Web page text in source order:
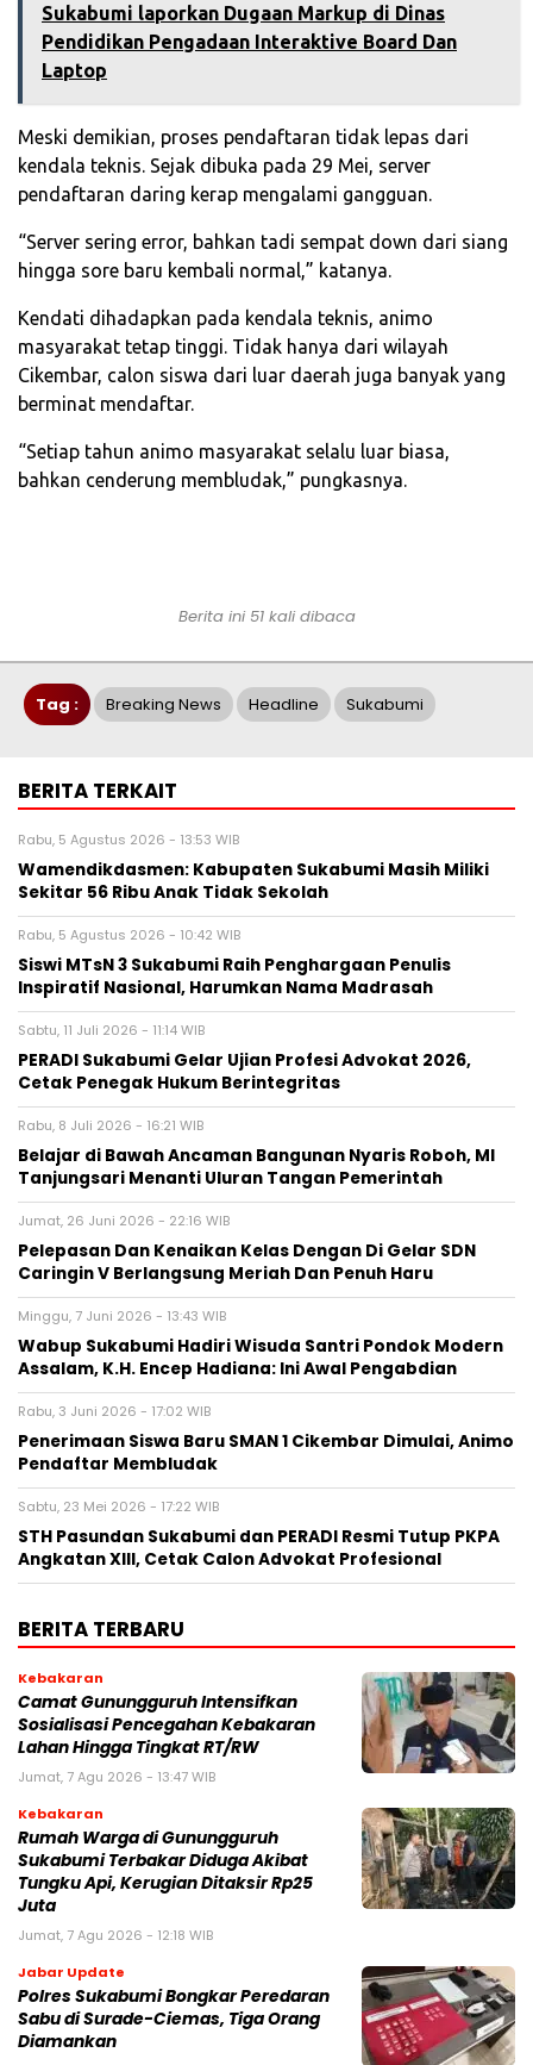
Sukabumi laporkan Dugaan Markup di Dinas
Pendidikan Pengadaan Interaktive Board Dan
Laptop
Meski demikian, proses pendaftaran tidak lepas dari
kendala teknis. Sejak dibuka pada 29 Mei, server
pendaftaran daring kerap mengalami gangguan.
“Server sering error, bahkan tadi sempat down dari siang
hingga sore baru kembali normal,” katanya.
Kendati dihadapkan pada kendala teknis, animo
masyarakat tetap tinggi. Tidak hanya dari wilayah
Cikembar, calon siswa dari luar daerah juga banyak yang
berminat mendaftar.
“Setiap tahun animo masyarakat selalu luar biasa,
bahkan cenderung membludak,” pungkasnya.
Berita ini 51 kali dibaca
Tag : Breaking News Headline Sukabumi
BERITA TERKAIT
Rabu, 5 Agustus 2026 - 13:53 WIB
Wamendikdasmen: Kabupaten Sukabumi Masih Miliki
Sekitar 56 Ribu Anak Tidak Sekolah
Rabu, 5 Agustus 2026 - 10:42 WIB
‎Siswi MTsN 3 Sukabumi Raih Penghargaan Penulis
Inspiratif Nasional, Harumkan Nama Madrasah‎
Sabtu, 11 Juli 2026 - 11:14 WIB
‎PERADI Sukabumi Gelar Ujian Profesi Advokat 2026,
Cetak Penegak Hukum Berintegritas
Rabu, 8 Juli 2026 - 16:21 WIB
‎Belajar di Bawah Ancaman Bangunan Nyaris Roboh, MI
Tanjungsari Menanti Uluran Tangan Pemerintah‎
Jumat, 26 Juni 2026 - 22:16 WIB
Pelepasan Dan Kenaikan Kelas Dengan Di Gelar SDN
Caringin V Berlangsung Meriah Dan Penuh Haru
Minggu, 7 Juni 2026 - 13:43 WIB
‎Wabup Sukabumi Hadiri Wisuda Santri Pondok Modern
Assalam, K.H. Encep Hadiana: Ini Awal Pengabdian‎
Rabu, 3 Juni 2026 - 17:02 WIB
Penerimaan Siswa Baru SMAN 1 Cikembar Dimulai, Animo
Pendaftar Membludak
Sabtu, 23 Mei 2026 - 17:22 WIB
STH Pasundan Sukabumi dan PERADI Resmi Tutup PKPA
Angkatan XIII, Cetak Calon Advokat Profesional
BERITA TERBARU
Kebakaran
‎‎Camat Gunungguruh Intensifkan
Sosialisasi Pencegahan Kebakaran
Lahan Hingga Tingkat RT/RW‎
Jumat, 7 Agu 2026 - 13:47 WIB
Kebakaran
‎Rumah Warga di Gunungguruh
Sukabumi Terbakar Diduga Akibat
Tungku Api, Kerugian Ditaksir Rp25
Juta
Jumat, 7 Agu 2026 - 12:18 WIB
Jabar Update
Polres Sukabumi Bongkar Peredaran
Sabu di Surade-Ciemas, Tiga Orang
Diamankan